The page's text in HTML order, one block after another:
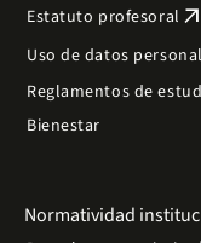
Estatuto profesoral arrow_outward
Uso de datos
Reglamentos de
Bienestar
Normatividad